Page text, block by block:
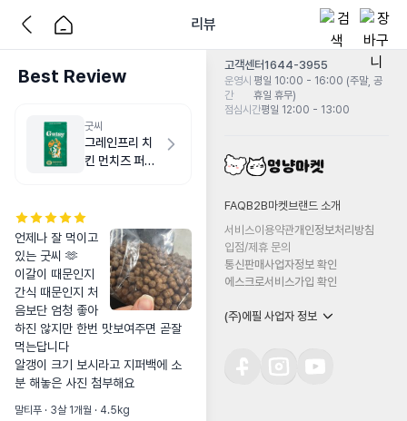
리뷰
Best Review
굿씨
그레인프리 치
킨 먼치즈 퍼피
언제나 잘 먹이고
있는 굿씨 🫶
이갈이 때문인지
간식 때문인지 처
음보단 엄청 좋아
하진 않지만 한번 맛보여주면 곧잘
먹는답니다
알갱이 크기 보시라고 지퍼백에 소
분 해놓은 사진 첨부해요
말티푸 · 3살 1개월 · 4.5kg
고객센터1644-3955
운영시
간
평일 10:00 - 16:00 (주말, 공
휴일 휴무)
점심시간평일 12:00 - 13:00
FAQB2B마켓 브랜드 소개
서비스이용약관개인정보처리방침
입점/제휴 문의
통신판매사업자정보 확인
에스크로서비스가입 확인
(주)에필 사업자 정보